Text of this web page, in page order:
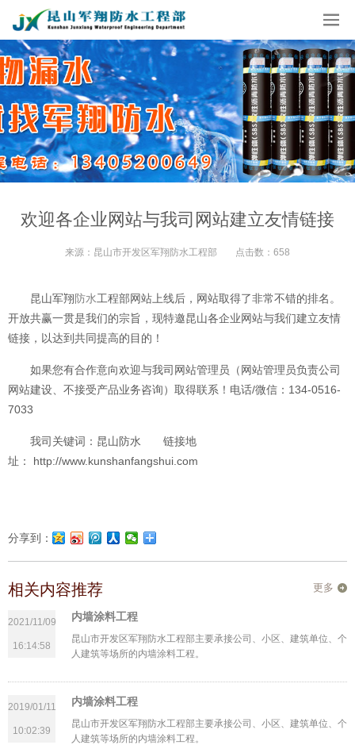
欢迎各企业网站与我司网站建立友情链接
来源：昆山市开发区军翔防水工程部 点击数： 658
昆山军翔防水工程部网站上线后，网站取得了非常不错的排名。
开放共赢一贯是我们的宗旨，现特邀昆山各企业网站与我们建立友情
链接，以达到共同提高的目的！
如果您有合作意向欢迎与我司网站管理员（网站管理员负责公司
网站建设、不接受产品业务咨询）取得联系！电话/微信：134-0516-
7033
我司关键词：昆山防水 链接地
址： http://www.kunshanfangshui.com
分享到：
更多
相关内容推荐
2021/11/09
16:14:58
内墙涂料工程
昆山市开发区军翔防水工程部主要承接公司、小区、建筑单位、个
人建筑等场所的内墙涂料工程。
2019/01/11
10:02:39
内墙涂料工程
昆山市开发区军翔防水工程部主要承接公司、小区、建筑单位、个
人建筑等场所的内墙涂料工程。